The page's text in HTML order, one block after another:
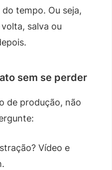
tempo. Ou seja,
salva ou
sem se perder
de produção, não
Vídeo e